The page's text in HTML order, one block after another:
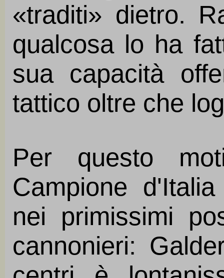
«traditi» dietro.
qualcosa lo ha
sua capacità
tattico oltre che
Per questo
Campione
nei primissimi
cannonieri: